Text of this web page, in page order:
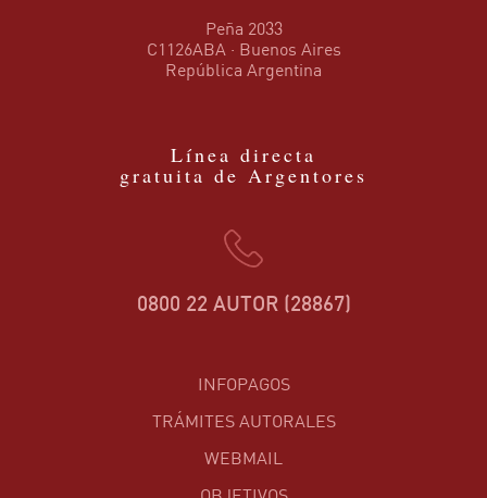
Peña 2033
C1126ABA · Buenos Aires
República Argentina
Línea directa
gratuita de Argentores
0800 22 AUTOR (28867)
INFOPAGOS
TRÁMITES AUTORALES
WEBMAIL